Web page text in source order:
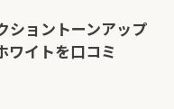
ショントーンアップ
ワイトを口コミ